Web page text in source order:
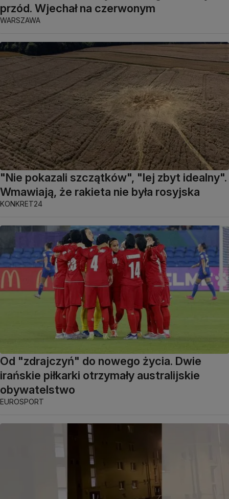
przód. Wjechał na czerwonym
WARSZAWA
"Nie pokazali szczątków", "lej zbyt idealny".
Wmawiają, że rakieta nie była rosyjska
KONKRET24
Od "zdrajczyń" do nowego życia. Dwie
irańskie piłkarki otrzymały australijskie
obywatelstwo
EUROSPORT